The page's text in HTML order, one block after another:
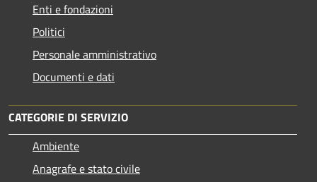
Enti e fondazioni
Politici
Personale amministrativo
Documenti e dati
CATEGORIE DI SERVIZIO
Ambiente
Anagrafe e stato civile